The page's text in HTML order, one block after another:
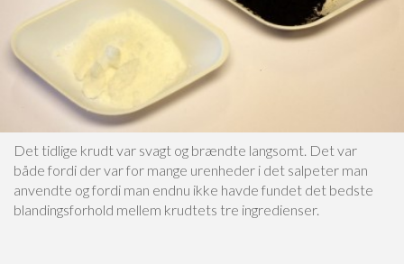
Det tidlige krudt var svagt og brændte langsomt. Det var
både fordi der var for mange urenheder i det salpeter man
anvendte og fordi man endnu ikke havde fundet det bedste
blandingsforhold mellem krudtets tre ingredienser.